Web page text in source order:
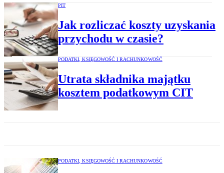
PIT
Jak rozliczać koszty uzyskania
przychodu w czasie?
PODATKI, KSIĘGOWOŚĆ I RACHUNKOWOŚĆ
Utrata składnika majątku
kosztem podatkowym CIT
PODATKI, KSIĘGOWOŚĆ I RACHUNKOWOŚĆ